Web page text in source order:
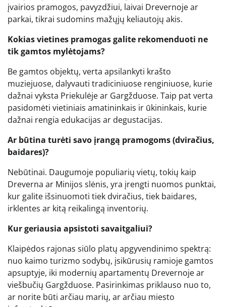
įvairios pramogos, pavyzdžiui, laivai Drevernoje ar
parkai, tikrai sudomins mažųjų keliautojų akis.
Kokias vietines pramogas galite rekomenduoti ne
tik gamtos mylėtojams?
Be gamtos objektų, verta apsilankyti krašto
muziejuose, dalyvauti tradiciniuose renginiuose, kurie
dažnai vyksta Priekulėje ar Gargžduose. Taip pat verta
pasidomėti vietiniais amatininkais ir ūkininkais, kurie
dažnai rengia edukacijas ar degustacijas.
Ar būtina turėti savo įrangą pramogoms (dviračius,
baidares)?
Nebūtinai. Daugumoje populiarių vietų, tokių kaip
Dreverna ar Minijos slėnis, yra įrengti nuomos punktai,
kur galite išsinuomoti tiek dviračius, tiek baidares,
irklentes ar kitą reikalingą inventorių.
Kur geriausia apsistoti savaitgaliui?
Klaipėdos rajonas siūlo platų apgyvendinimo spektrą:
nuo kaimo turizmo sodybų, įsikūrusių ramioje gamtos
apsuptyje, iki modernių apartamentų Drevernoje ar
viešbučių Gargžduose. Pasirinkimas priklauso nuo to,
ar norite būti arčiau marių, ar arčiau miesto